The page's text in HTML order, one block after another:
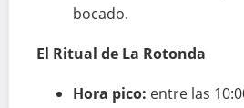
bocado.
El Ritual de La Rotonda
Hora pico: entre las